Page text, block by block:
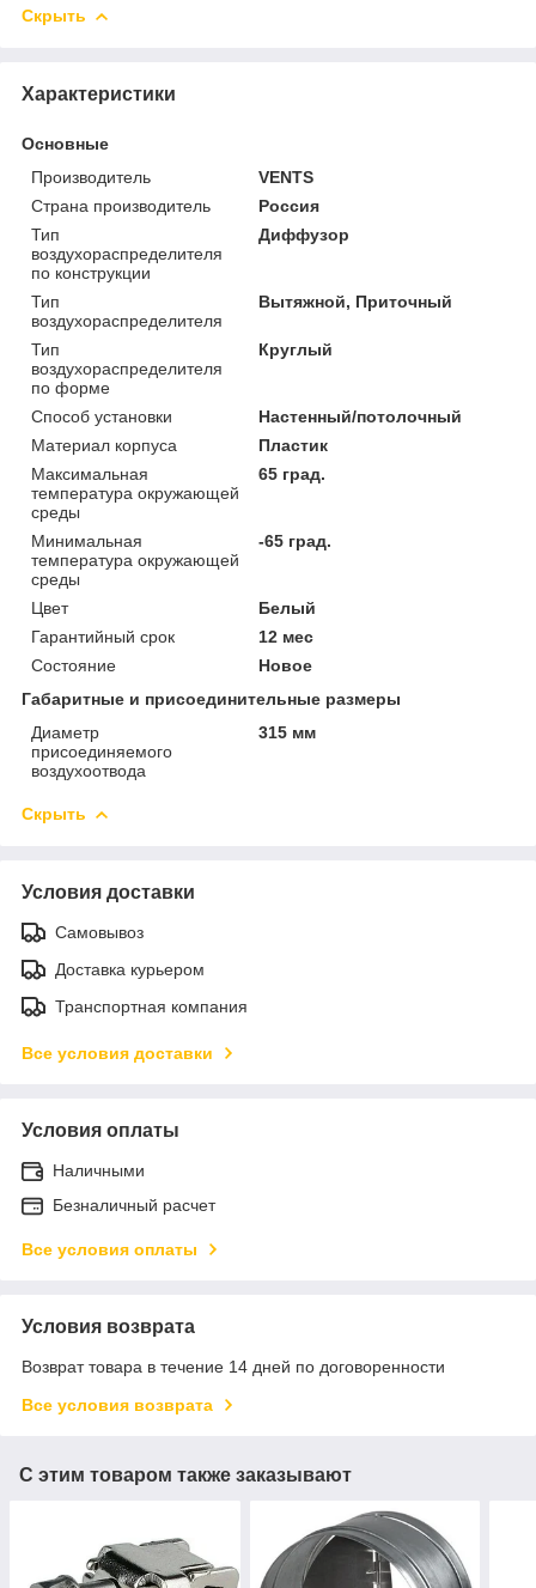
Скрыть
Характеристики
Основные
Производитель
VENTS
Страна производитель
Россия
Тип
воздухораспределителя
по конструкции
Диффузор
Тип
воздухораспределителя
Вытяжной, Приточный
Тип
воздухораспределителя
по форме
Круглый
Способ установки
Настенный/потолочный
Материал корпуса
Пластик
Максимальная
температура окружающей
среды
65 град.
Минимальная
температура окружающей
среды
-65 град.
Цвет
Белый
Гарантийный срок
12 мес
Состояние
Новое
Габаритные и присоединительные размеры
Диаметр
присоединяемого
воздухоотвода
315 мм
Скрыть
Условия доставки
Самовывоз
Доставка курьером
Транспортная компания
Все условия доставки
Условия оплаты
Наличными
Безналичный расчет
Все условия оплаты
Условия возврата
Возврат товара в течение 14 дней по договоренности
Все условия возврата
С этим товаром также заказывают